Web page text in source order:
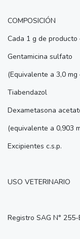
COMPOSICIÓN
Cada 1 g de producto
(Equivalente a 3,0
(equivalente a 0,903
USO VETERINARIO
Registro SAG N° 255-